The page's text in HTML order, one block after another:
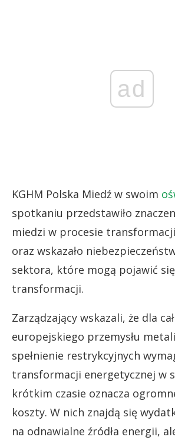
ad
KGHM Polska Miedź w swoim
spotkaniu przedstawiło
miedzi w procesie
oraz wskazało
sektora, które mogą pojawić
transformacji.
Zarządzający wskazali, że dla
europejskiego przemysłu
spełnienie restrykcyjnych
transformacji energetycznej w
krótkim czasie oznacza
koszty. W nich znajdą się
na odnawialne źródła energii,